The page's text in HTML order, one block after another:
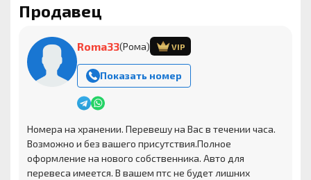
Продавец
Roma33(Рома) VIP
Показать номер
Номера на хранении. Перевешу на Вас в течении часа.
Возможно и без вашего присутствия.Полное
оформление на нового собственника. Авто для
перевеса имеется. В вашем птс не будет лишних